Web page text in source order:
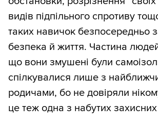
видів підпільного спротиву
таких навичок безпосередньо
безпека й життя. Частина
що вони змушені були
спілкувалися лише з
родичами, бо не довіряли
це теж одна з набутих захисних